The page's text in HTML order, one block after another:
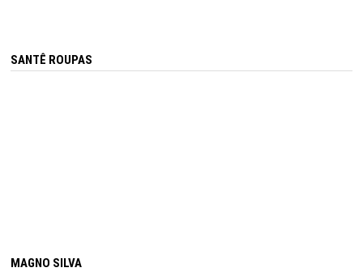
SANTÊ ROUPAS
MAGNO SILVA